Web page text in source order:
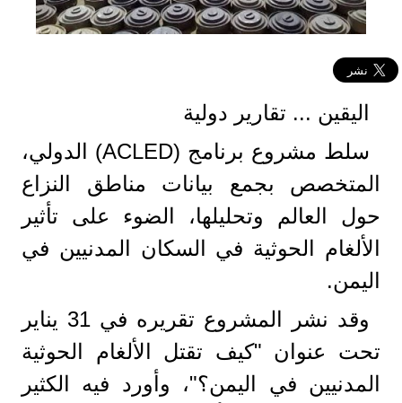
اليقين ... تقارير دولية
سلط مشروع برنامج (ACLED) الدولي،
المتخصص بجمع بيانات مناطق النزاع
حول العالم وتحليلها، الضوء على تأثير
الألغام الحوثية في السكان المدنيين في
اليمن.
وقد نشر المشروع تقريره في 31 يناير
تحت عنوان "كيف تقتل الألغام الحوثية
المدنيين في اليمن؟"، وأورد فيه الكثير